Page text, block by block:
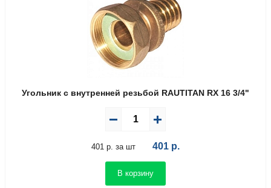
Угольник с внутренней резьбой RAUTITAN RX 16 3/4"
401 р. за шт 401 р.
В корзину